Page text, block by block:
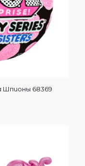
Шпионы 68369